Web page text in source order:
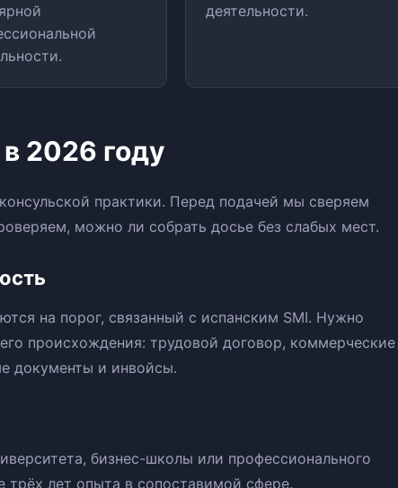
деятельности.
2026 году
практики. Перед подачей мы сверяем
можно ли собрать досье без слабых мест.
на порог, связанный с испанским SMI. Нужно
происхождения: трудовой договор, коммерческие
документы и инвойсы.
бизнес-школы или профессионального
лет опыта в сопоставимой сфере.